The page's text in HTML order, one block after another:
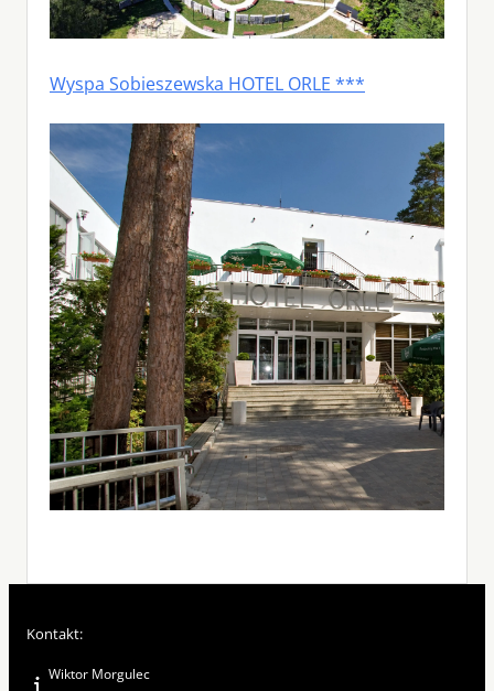
Wyspa Sobieszewska HOTEL ORLE ***
Kontakt:
Wiktor Morgulec